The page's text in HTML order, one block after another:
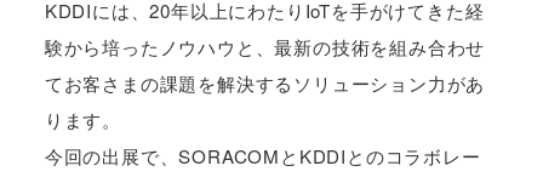
KDDIには、20年以上にわたりIoTを手がけてきた経
験から培ったノウハウと、最新の技術を組み合わせ
てお客さまの課題を解決するソリューション力があ
ります。
今回の出展で、SORACOMとKDDIとのコラボレー